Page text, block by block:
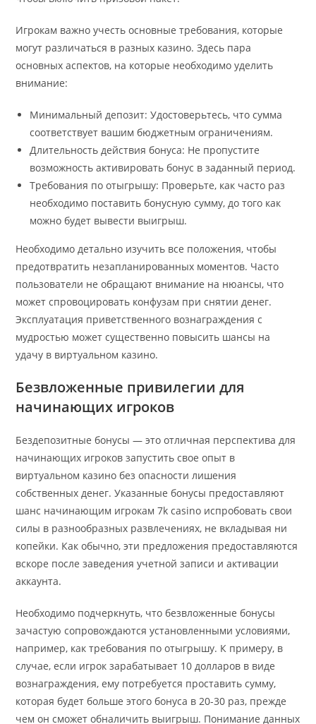
Игрокам важно учесть основные требования, которые
могут различаться в разных казино. Здесь пара
основных аспектов, на которые необходимо уделить
внимание:
Минимальный депозит: Удостоверьтесь, что сумма
соответствует вашим бюджетным ограничениям.
Длительность действия бонуса: Не пропустите
возможность активировать бонус в заданный период.
Требования по отыгрышу: Проверьте, как часто раз
необходимо поставить бонусную сумму, до того как
можно будет вывести выигрыш.
Необходимо детально изучить все положения, чтобы
предотвратить незапланированных моментов. Часто
пользователи не обращают внимание на нюансы, что
может спровоцировать конфузам при снятии денег.
Эксплуатация приветственного вознаграждения с
мудростью может существенно повысить шансы на
удачу в виртуальном казино.
Безвложенные привилегии для
начинающих игроков
Бездепозитные бонусы — это отличная перспектива для
начинающих игроков запустить свое опыт в
виртуальном казино без опасности лишения
собственных денег. Указанные бонусы предоставляют
шанс начинающим игрокам 7k casino испробовать свои
силы в разнообразных развлечениях, не вкладывая ни
копейки. Как обычно, эти предложения предоставляются
вскоре после заведения учетной записи и активации
аккаунта.
Необходимо подчеркнуть, что безвложенные бонусы
зачастую сопровождаются установленными условиями,
например, как требования по отыгрышу. К примеру, в
случае, если игрок зарабатывает 10 долларов в виде
вознаграждения, ему потребуется проставить сумму,
которая будет больше этого бонуса в 20-30 раз, прежде
чем он сможет обналичить выигрыш. Понимание данных